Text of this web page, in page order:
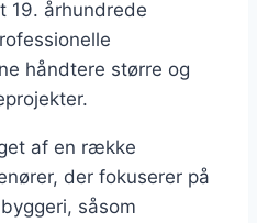
19. århundrede
håndtere større og
af en række
der fokuserer på
såsom